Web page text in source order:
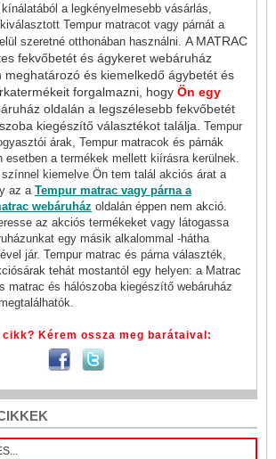
a legkényelmesebb vásárlás,
Tempur matracot vagy párnát a
szeretné otthonában használni. A MATRAC
fekvőbetét és ágykeret webáruház
meghatározó és kiemelkedő ágybetét és
forgalmazni, hogy Ön egy
oldalán a legszélesebb fekvőbetét
kiegészítő választékot találja. Tempur
árak, Tempur matracok és párnák
esetben a termékek mellett kiírásra kerülnek.
kiemelve Ön tem talál akciós árat a
az a Tempur matrac vagy párna a
webáruház oldalán éppen nem akció.
az akciós termékeket vagy látogassa
egy másik alkalommal -hátha
jár. Tempur matrac és párna választék,
tehát mostantól egy helyen: a Matrac
matrac és hálószoba kiegészítő webáruház
cikk? Kérem ossza meg barátaival: